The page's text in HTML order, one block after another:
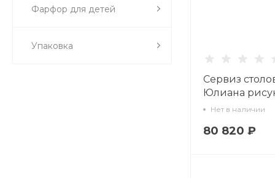
Фарфор для детей
Упаковка
Сервиз
Юлиана
Золотая
81.27125.00.1
Нет в наличии
80 820 ₽